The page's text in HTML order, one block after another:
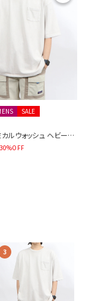
SALE
[オニータ]ケミカルウォッシュ ヘビーS/Sティー
30%OFF
3